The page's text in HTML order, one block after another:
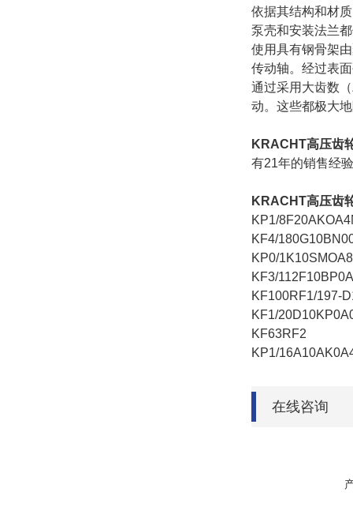
依据其结构和材
泵壳和安装法兰
使用具有钢骨架
传动轴。经过表
通过采用大齿数
动。这些都极大
KRACHT高压齿
有21年的销售经
KRACHT高压齿
KP1/
KF4/
KP0/
KF3/
KF100RF1/197-
KF1/
KF63RF2
KP1/
在线咨询